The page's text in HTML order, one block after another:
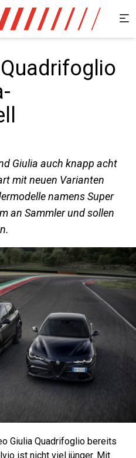
Giulia auch knapp acht
mit neuen Varianten
namens Super
an Sammler und sollen
Giulia Quadrifoglio bereits
ist nicht viel jünger. Mit